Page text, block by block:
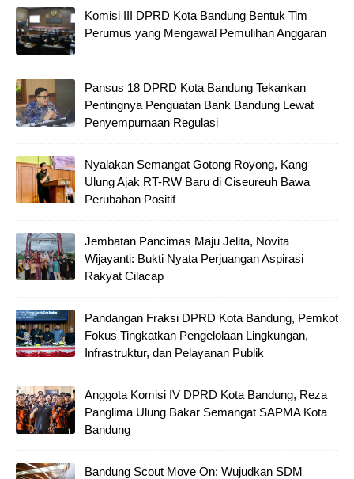
Komisi III DPRD Kota Bandung Bentuk Tim
Perumus yang Mengawal Pemulihan Anggaran
Pansus 18 DPRD Kota Bandung Tekankan
Pentingnya Penguatan Bank Bandung Lewat
Penyempurnaan Regulasi
Nyalakan Semangat Gotong Royong, Kang
Ulung Ajak RT-RW Baru di Ciseureuh Bawa
Perubahan Positif
Jembatan Pancimas Maju Jelita, Novita
Wijayanti: Bukti Nyata Perjuangan Aspirasi
Rakyat Cilacap
Pandangan Fraksi DPRD Kota Bandung, Pemkot
Fokus Tingkatkan Pengelolaan Lingkungan,
Infrastruktur, dan Pelayanan Publik
Anggota Komisi IV DPRD Kota Bandung, Reza
Panglima Ulung Bakar Semangat SAPMA Kota
Bandung
Bandung Scout Move On: Wujudkan SDM